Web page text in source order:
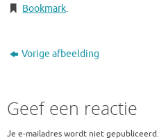
Bookmark.
Vorige afbeelding
Geef een reactie
Je e-mailadres wordt niet gepubliceerd.